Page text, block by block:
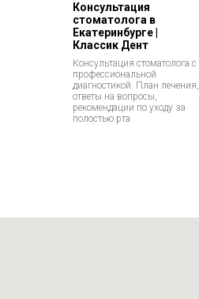
Консультация
стоматолога в
Екатеринбурге |
Классик Дент
Консультация стоматолога с
профессиональной
диагностикой. План лечения,
ответы на вопросы,
рекомендации по уходу за
полостью рта.